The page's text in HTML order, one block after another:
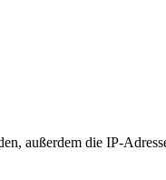
außerdem die IP-